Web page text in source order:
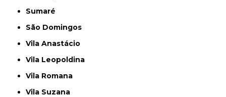
Sumaré
São Domingos
Vila Anastácio
Vila Leopoldina
Vila Romana
Vila Suzana